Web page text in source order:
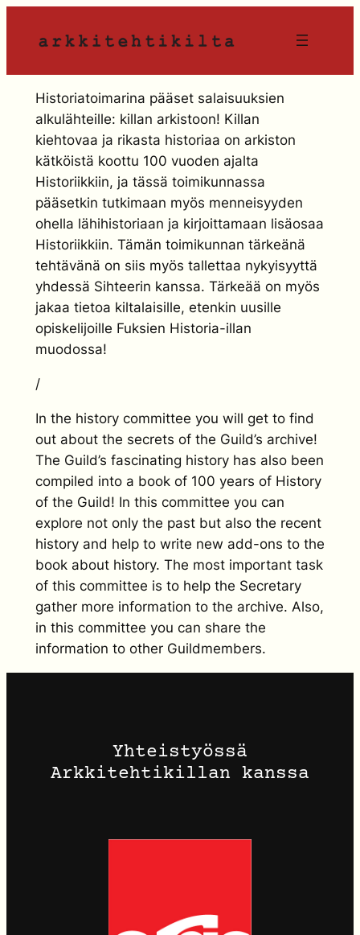
sisältöön
Historiatoimarina pääset salaisuuksien
alkulähteille: killan arkistoon! Killan
kiehtovaa ja rikasta historiaa on arkiston
kätköistä koottu 100 vuoden ajalta
Historiikkiin, ja tässä toimikunnassa
pääsetkin tutkimaan myös menneisyyden
ohella lähihistoriaan ja kirjoittamaan lisäosaa
Historiikkiin. Tämän toimikunnan tärkeänä
tehtävänä on siis myös tallettaa nykyisyyttä
yhdessä Sihteerin kanssa. Tärkeää on myös
jakaa tietoa kiltalaisille, etenkin uusille
opiskelijoille Fuksien Historia-illan
muodossa!
/
In the history committee you will get to find
out about the secrets of the Guild’s archive!
The Guild’s fascinating history has also been
compiled into a book of 100 years of History
of the Guild! In this committee you can
explore not only the past but also the recent
history and help to write new add-ons to the
book about history. The most important task
of this committee is to help the Secretary
gather more information to the archive. Also,
in this committee you can share the
information to other Guildmembers.
Yhteistyössä
Arkkitehtikillan kanssa